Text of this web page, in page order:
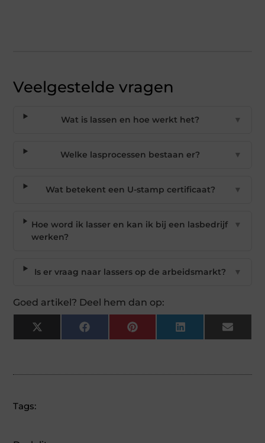
Veelgestelde vragen
Wat is lassen en hoe werkt het? ▼
Welke lasprocessen bestaan er? ▼
Wat betekent een U-stamp certificaat? ▼
Hoe word ik lasser en kan ik bij een lasbedrijf
werken?
▼
Is er vraag naar lassers op de arbeidsmarkt? ▼
Goed artikel? Deel hem dan op:
X
(Twitter)
Facebook Pinterest LinkedIn Email
Tags: